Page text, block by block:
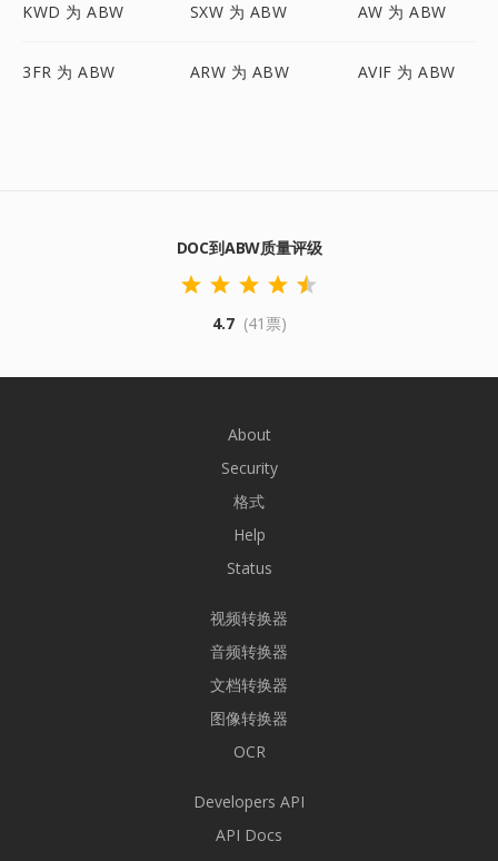
KWD 为 ABW SXW 为 ABW AW 为 ABW
3FR 为 ABW ARW 为 ABW AVIF 为 ABW
DOC到ABW质量评级
4.7 (41票)
About
Security
格式
Help
Status
视频转换器
音频转换器
文档转换器
图像转换器
OCR
Developers API
API Docs